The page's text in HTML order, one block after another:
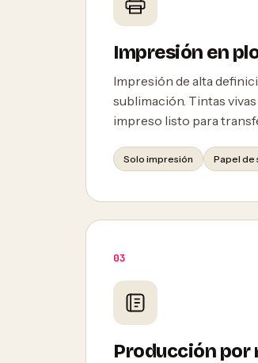
Impresión en
Impresión de alta
sublimación. Tintas
impreso listo para
Solo impresión Papel de
03
Producción por